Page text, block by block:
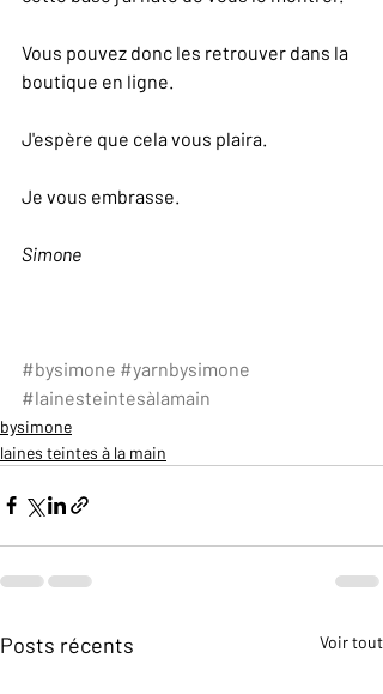
Vous pouvez donc les retrouver dans la
boutique en ligne.
J'espère que cela vous plaira.
Je vous embrasse.
Simone
#bysimone #yarnbysimone
#lainesteintesàlamain
bysimone
laines teintes à la main
Posts récents Voir tout